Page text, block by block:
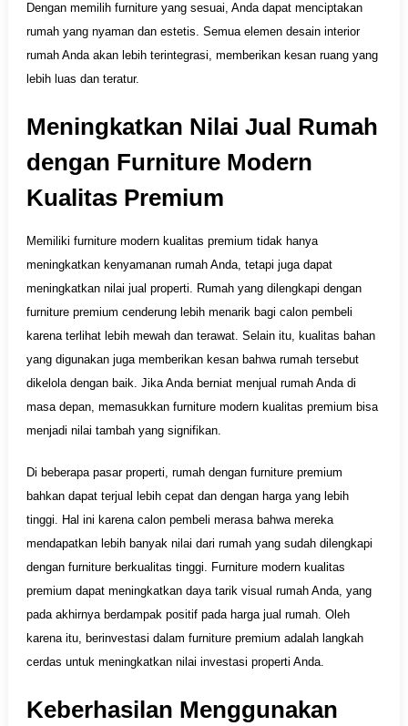
Dengan memilih furniture yang sesuai, Anda dapat menciptakan
rumah yang nyaman dan estetis. Semua elemen desain interior
rumah Anda akan lebih terintegrasi, memberikan kesan ruang yang
lebih luas dan teratur.
Meningkatkan Nilai Jual Rumah
dengan Furniture Modern
Kualitas Premium
Memiliki furniture modern kualitas premium tidak hanya
meningkatkan kenyamanan rumah Anda, tetapi juga dapat
meningkatkan nilai jual properti. Rumah yang dilengkapi dengan
furniture premium cenderung lebih menarik bagi calon pembeli
karena terlihat lebih mewah dan terawat. Selain itu, kualitas bahan
yang digunakan juga memberikan kesan bahwa rumah tersebut
dikelola dengan baik. Jika Anda berniat menjual rumah Anda di
masa depan, memasukkan furniture modern kualitas premium bisa
menjadi nilai tambah yang signifikan.
Di beberapa pasar properti, rumah dengan furniture premium
bahkan dapat terjual lebih cepat dan dengan harga yang lebih
tinggi. Hal ini karena calon pembeli merasa bahwa mereka
mendapatkan lebih banyak nilai dari rumah yang sudah dilengkapi
dengan furniture berkualitas tinggi. Furniture modern kualitas
premium dapat meningkatkan daya tarik visual rumah Anda, yang
pada akhirnya berdampak positif pada harga jual rumah. Oleh
karena itu, berinvestasi dalam furniture premium adalah langkah
cerdas untuk meningkatkan nilai investasi properti Anda.
Keberhasilan Menggunakan